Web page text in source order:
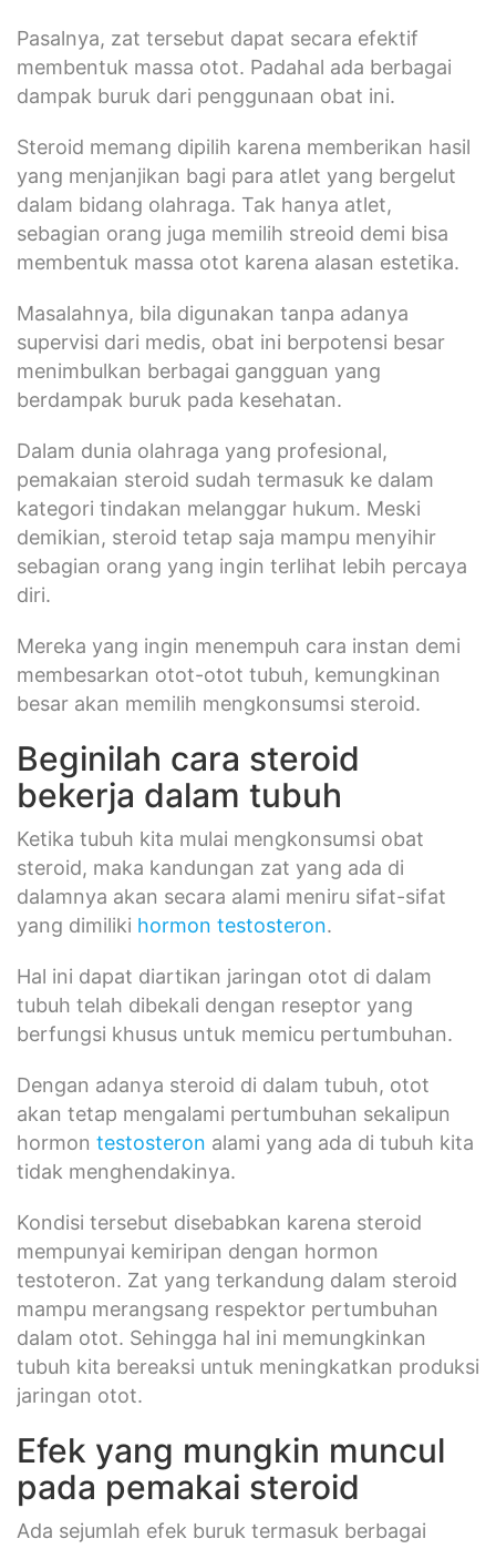
Pasalnya, zat tersebut dapat secara efektif
membentuk massa otot. Padahal ada berbagai
dampak buruk dari penggunaan obat ini.
Steroid memang dipilih karena memberikan hasil
yang menjanjikan bagi para atlet yang bergelut
dalam bidang olahraga. Tak hanya atlet,
sebagian orang juga memilih streoid demi bisa
membentuk massa otot karena alasan estetika.
Masalahnya, bila digunakan tanpa adanya
supervisi dari medis, obat ini berpotensi besar
menimbulkan berbagai gangguan yang
berdampak buruk pada kesehatan.
Dalam dunia olahraga yang profesional,
pemakaian steroid sudah termasuk ke dalam
kategori tindakan melanggar hukum. Meski
demikian, steroid tetap saja mampu menyihir
sebagian orang yang ingin terlihat lebih percaya
diri.
Mereka yang ingin menempuh cara instan demi
membesarkan otot-otot tubuh, kemungkinan
besar akan memilih mengkonsumsi steroid.
Beginilah cara steroid
bekerja dalam tubuh
Ketika tubuh kita mulai mengkonsumsi obat
steroid, maka kandungan zat yang ada di
dalamnya akan secara alami meniru sifat-sifat
yang dimiliki hormon testosteron.
Hal ini dapat diartikan jaringan otot di dalam
tubuh telah dibekali dengan reseptor yang
berfungsi khusus untuk memicu pertumbuhan.
Dengan adanya steroid di dalam tubuh, otot
akan tetap mengalami pertumbuhan sekalipun
hormon testosteron alami yang ada di tubuh kita
tidak menghendakinya.
Kondisi tersebut disebabkan karena steroid
mempunyai kemiripan dengan hormon
testoteron. Zat yang terkandung dalam steroid
mampu merangsang respektor pertumbuhan
dalam otot. Sehingga hal ini memungkinkan
tubuh kita bereaksi untuk meningkatkan produksi
jaringan otot.
Efek yang mungkin muncul
pada pemakai steroid
Ada sejumlah efek buruk termasuk berbagai